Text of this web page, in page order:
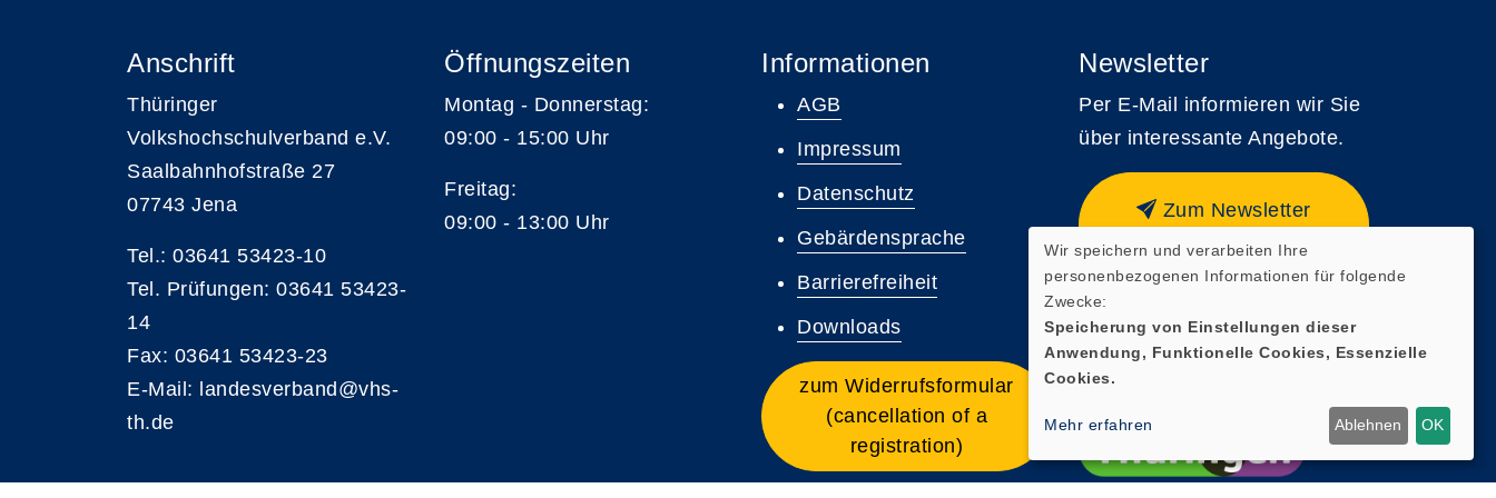
Anschrift
Thüringer
Volkshochschulverband e.V.
Saalbahnhofstraße 27
07743 Jena
Tel.: 03641 53423-10
Tel. Prüfungen: 03641 53423-
14
Fax: 03641 53423-23
E-Mail: landesverband@vhs-
th.de
Öffnungszeiten
Montag - Donnerstag:
09:00 - 15:00 Uhr
Freitag:
09:00 - 13:00 Uhr
Informationen
AGB
Impressum
Datenschutz
Gebärdensprache
Barrierefreiheit
Downloads
zum Widerrufsformular
(cancellation of a
registration)
Newsletter
Per E-Mail informieren wir Sie
über interessante Angebote.
Zum Newsletter
anmelden
Wir speichern und verarbeiten Ihre
personenbezogenen Informationen für folgende
Zwecke:
Speicherung von Einstellungen dieser
Anwendung, Funktionelle Cookies, Essenzielle
Cookies.
Mehr erfahren Ablehnen OK